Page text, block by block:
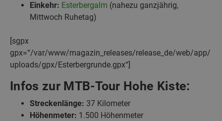
Einkehr: Esterbergalm (nahezu ganzjährig,
Mittwoch Ruhetag)
[sgpx
gpx=“/var/www/magazin_releases/release_de/web/app/
uploads/gpx/Esterbergrunde.gpx“]
Infos zur MTB-Tour Hohe Kiste:
Streckenlänge: 37 Kilometer
Höhenmeter: 1.500 Höhenmeter